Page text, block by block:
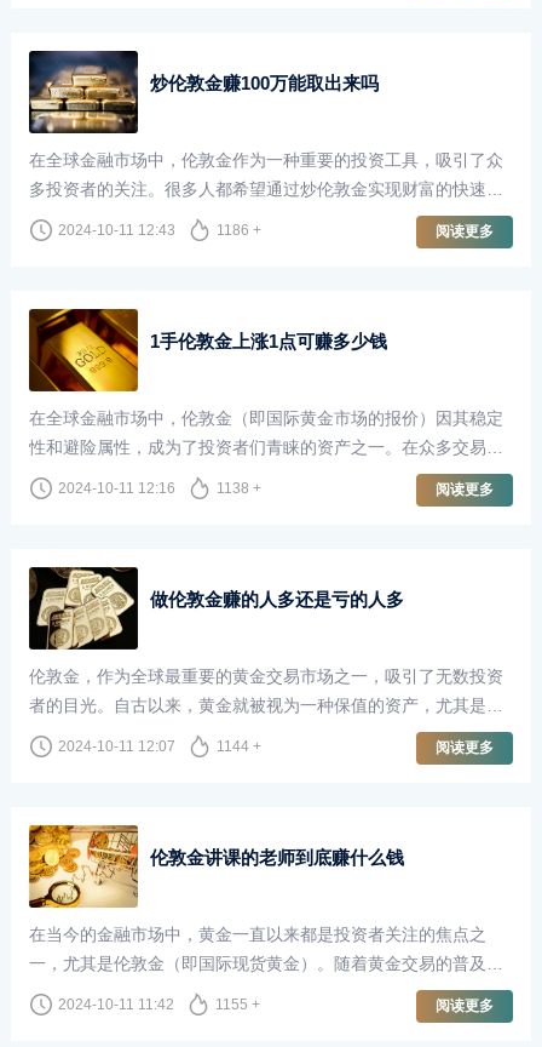
炒伦敦金赚100万能取出来吗
在全球金融市场中，伦敦金作为一种重要的投资工具，吸引了众
多投资者的关注。很多人都希望通过炒伦敦金实现财富的快速增
长，甚至梦想着一夜暴富。尤其是当我们听到有人通过伦敦金交
易赚取了100万甚至更多时，这种想法更是愈发强烈。然而，炒
进行深入探讨。
2024-10-11 12:43 1186 + 阅读更多
1手伦敦金上涨1点可赚多少钱
在全球金融市场中，伦敦金（即国际黄金市场的报价）因其稳定
性和避险属性，成为了投资者们青睐的资产之一。在众多交易者
中，尤其是那些专注于短线交易和波段交易的投资者，了解伦敦
金的价格波动以及每一点波动所带来的收益，显得尤为重要。
2024-10-11 12:16 1138 + 阅读更多
做伦敦金赚的人多还是亏的人多
伦敦金，作为全球最重要的黄金交易市场之一，吸引了无数投资
者的目光。自古以来，黄金就被视为一种保值的资产，尤其是在
经济不确定性加剧的背景下，越来越多的人选择通过做伦敦金来
获取财富。然而，关于做伦敦金的投资者中，赚的人多还是亏的
2024-10-11 12:07 1144 + 阅读更多
伦敦金讲课的老师到底赚什么钱
在当今的金融市场中，黄金一直以来都是投资者关注的焦点之
一，尤其是伦敦金（即国际现货黄金）。随着黄金交易的普及，
越来越多的人开始关注如何通过黄金市场获取收益。这也催生了
一种新兴职业——以伦敦金为主题的讲课老师。他们不仅传授知
2024-10-11 11:42 1155 + 阅读更多